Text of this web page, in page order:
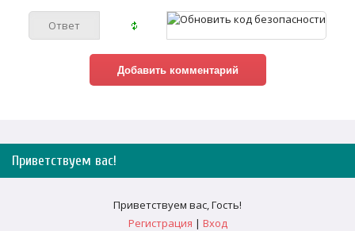
Приветствуем вас!
Приветствуем вас,Гость!
Регистрация | Вход